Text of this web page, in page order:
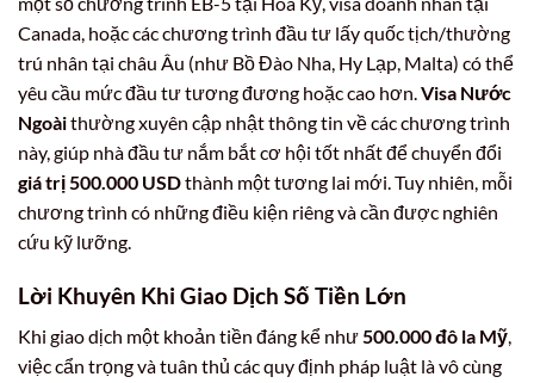
Canada, hoặc các chương trình đầu tư lấy quốc tịch/thường
trú nhân tại châu Âu (như Bồ Đào Nha, Hy Lạp, Malta) có thể
yêu cầu mức đầu tư tương đương hoặc cao hơn.Visa Nước
Ngoàithường xuyên cập nhật thông tin về các chương trình
này, giúp nhà đầu tư nắm bắt cơ hội tốt nhất để chuyển đổi
giá trị 500.000 USDthành một tương lai mới. Tuy nhiên, mỗi
chương trình có những điều kiện riêng và cần được nghiên
cứu kỹ lưỡng.
Lời Khuyên Khi Giao Dịch Số Tiền Lớn
Khi giao dịch một khoản tiền đáng kể như500.000 đô la Mỹ,
việc cẩn trọng và tuân thủ các quy định pháp luật là vô cùng